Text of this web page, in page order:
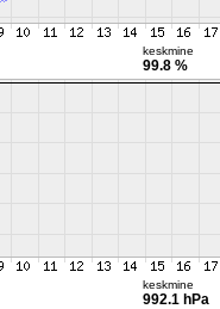
keskmine
99.8 %
keskmine
992.1 hPa